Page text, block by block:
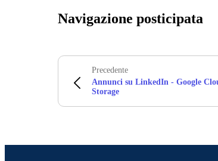
Navigazione posticipata
Precedente
Annunci su LinkedIn - Google
Storage